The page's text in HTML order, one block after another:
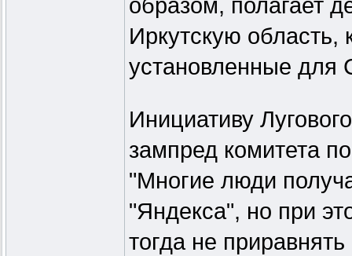
образом, полагает
Иркутскую
установленные
Инициативу
зампред комитета
"Многие люди
"Яндекса", но при
тогда не